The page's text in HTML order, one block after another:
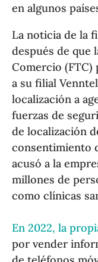
en algunos
La noticia de la
después de que
Comercio (FTC)
a su filial
localización a
fuerzas de
de localización
consentimiento
acusó a la
millones de
como clínicas
En 2022, la
por vender